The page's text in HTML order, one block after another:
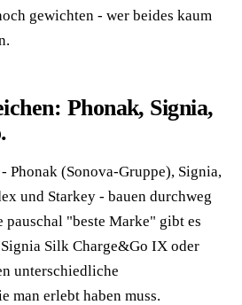
gewichten - wer beides kaum
Phonak, Signia,
Phonak (Sonova-Gruppe), Signia,
und Starkey - bauen durchweg
pauschal "beste Marke" gibt es
Silk Charge&Go IX oder
unterschiedliche
man erlebt haben muss.